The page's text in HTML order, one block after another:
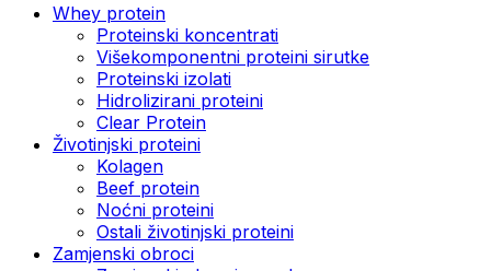
Whey protein
Proteinski koncentrati
Višekomponentni proteini sirutke
Proteinski izolati
Hidrolizirani proteini
Clear Protein
Životinjski proteini
Kolagen
Beef protein
Noćni proteini
Ostali životinjski proteini
Zamjenski obroci